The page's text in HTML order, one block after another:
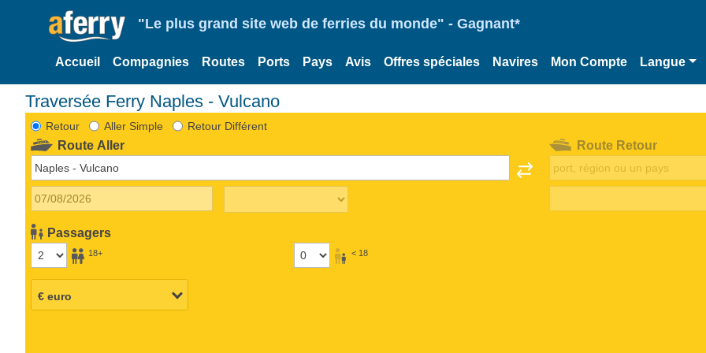
"Le plus grand site web de ferries du monde" - Gagnant*
Accueil Compagnies Routes Ports Pays Avis Offres spéciales Navires Mon Compte Langue
Traversée Ferry Naples - Vulcano
Retour Aller Simple Retour Différent
Route Aller
Passagers
18+ < 18
Route Retour